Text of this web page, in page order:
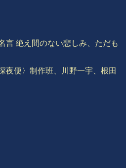
言 絶え間のない悲しみ、ただも
夜便〉制作班、川野一宇、根田